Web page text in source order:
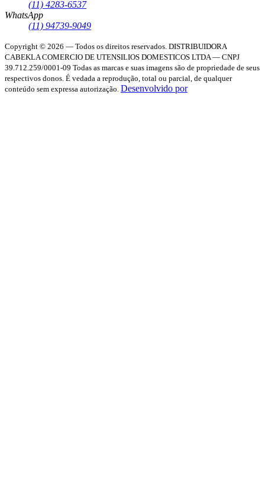
(11) 4283-6537
WhatsApp
(11) 94739-9049
Copyright © 2026 — Todos os direitos reservados. DISTRIBUIDORA
CABEKLA COMERCIO DE UTENSILIOS DOMESTICOS LTDA — CNPJ
39.712.259/0001-09 Todas as marcas e suas imagens são de propriedade de seus
respectivos donos. É vedada a reprodução, total ou parcial, de qualquer
conteúdo sem expressa autorização. Desenvolvido por